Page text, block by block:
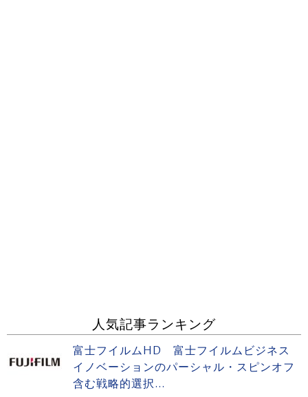
人気記事ランキング
富士フイルムHD 富士フイルムビジネス
イノベーションのパーシャル・スピンオフ
含む戦略的選択...